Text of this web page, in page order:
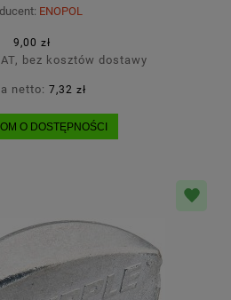
ENOPOL
9,00 zł
bez kosztów dostawy
netto: 7,32 zł
O DOSTĘPNOŚCI